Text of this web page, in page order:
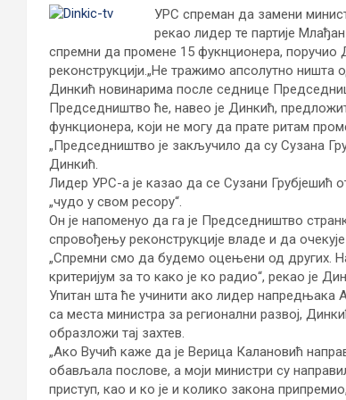
УРС спреман да замени
рекао лидер те партије
спремни да промене 15 фукнционера, поручио
реконструкцији.„Не тражимо апсолутно ништа
Динкић новинарима после седнице
Председништво ће, навео је Динкић,
функционера, који не могу да прате ритам
„Председништво је закључило да су Сузана
Динкић.
Лидер УРС-а је казао да се Сузани Грубјешић
„чудо у свом ресору“.
Он је напоменуо да га је Председништво
спровођењу реконструкције владе и да
„Спремни смо да будемо оцењени од других.
критеријум за то како је ко радио“, рекао је
Упитан шта ће учинити ако лидер
са места министра за регионални развој,
образложи тај захтев.
„Ако Вучић каже да је Верица Калановић
обављала послове, а моји министри су
приступ, као и ко је и колико закона